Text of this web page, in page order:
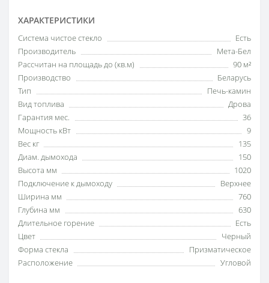
ХАРАКТЕРИСТИКИ
Система чистое стекло
Есть
Производитель
Мета-Бел
Рассчитан на площадь до (кв.м)
90 м²
Производство
Беларусь
Тип
Печь-камин
Вид топлива
Дрова
Гарантия мес.
36
Мощность кВт
9
Вес кг
135
Диам. дымохода
150
Высота мм
1020
Подключение к дымоходу
Верхнее
Ширина мм
760
Глубина мм
630
Длительное горение
Есть
Цвет
Черный
Форма стекла
Призматическое
Расположение
Угловой